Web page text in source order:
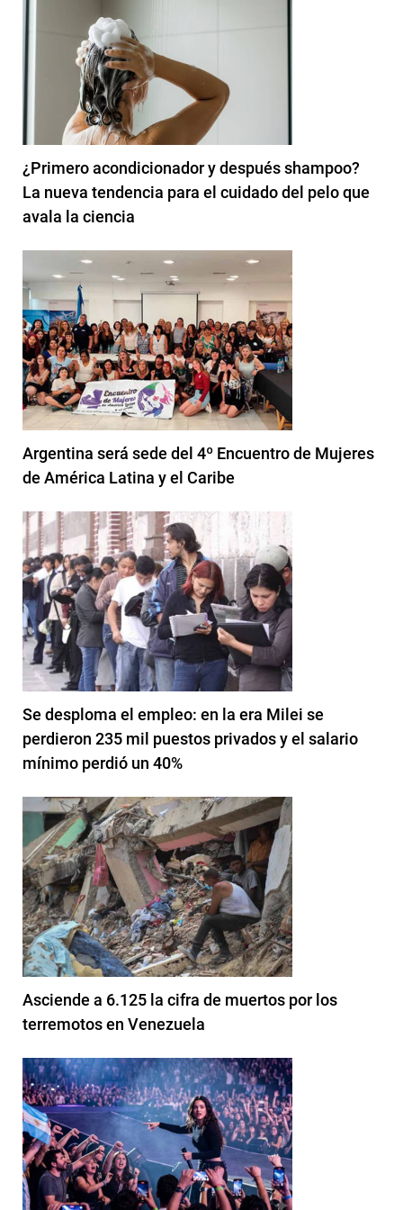
¿Primero acondicionador y después shampoo?
La nueva tendencia para el cuidado del pelo que
avala la ciencia
Argentina será sede del 4º Encuentro de Mujeres
de América Latina y el Caribe
Se desploma el empleo: en la era Milei se
perdieron 235 mil puestos privados y el salario
mínimo perdió un 40%
Asciende a 6.125 la cifra de muertos por los
terremotos en Venezuela